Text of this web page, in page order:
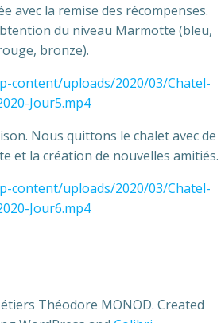
avec la remise des récompenses.
du niveau Marmotte (bleu,
bronze).
content/uploads/2020/03/Chatel-
Jour5.mp4
Nous quittons le chalet avec de
et la création de nouvelles amitiés.
content/uploads/2020/03/Chatel-
Jour6.mp4
Théodore MONOD. Created